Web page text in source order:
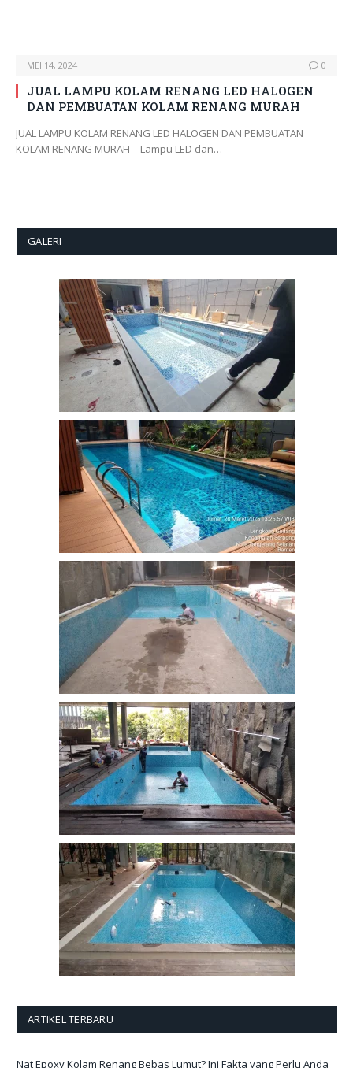
MEI 14, 2024 0
JUAL LAMPU KOLAM RENANG LED HALOGEN
DAN PEMBUATAN KOLAM RENANG MURAH
JUAL LAMPU KOLAM RENANG LED HALOGEN DAN PEMBUATAN
KOLAM RENANG MURAH – Lampu LED dan…
GALERI
ARTIKEL TERBARU
Nat Epoxy Kolam Renang Bebas Lumut? Ini Fakta yang Perlu Anda